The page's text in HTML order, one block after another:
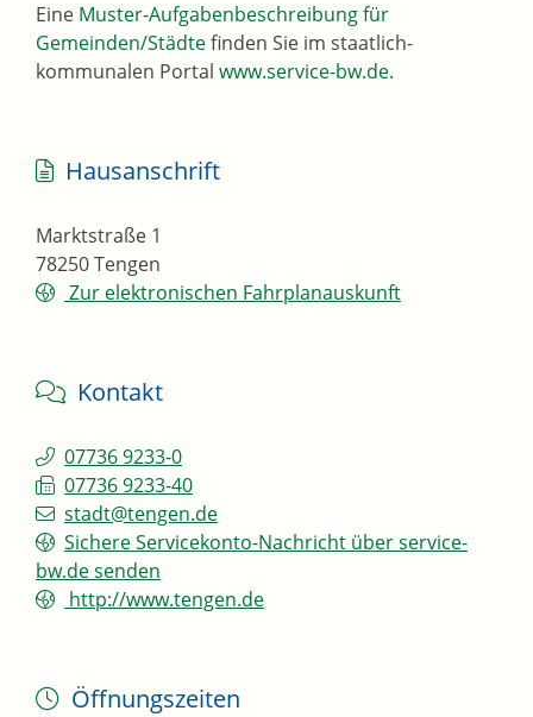
Eine Muster-Aufgabenbeschreibung für
Gemeinden/Städtefinden Sie im staatlich-
kommunalen Portal www.service-bw.de.
Hausanschrift
Marktstraße 1
78250Tengen
Zur elektronischen Fahrplanauskunft
Kontakt
07736 9233-0
07736 9233-40
stadt@tengen.de
Sichere Servicekonto-Nachricht über service-
bw.de senden
http://www.tengen.de
Öffnungszeiten